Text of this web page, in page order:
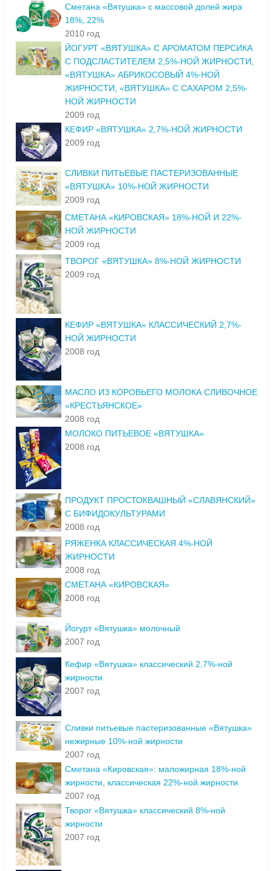
Сметана «Вятушка» с массовой долей жира
18%, 22%
2010 год
ЙОГУРТ «ВЯТУШКА» С АРОМАТОМ ПЕРСИКА
С ПОДСЛАСТИТЕЛЕМ 2,5%-НОЙ ЖИРНОСТИ,
«ВЯТУШКА» АБРИКОСОВЫЙ 4%-НОЙ
ЖИРНОСТИ, «ВЯТУШКА» С САХАРОМ 2,5%-
НОЙ ЖИРНОСТИ
2009 год
КЕФИР «ВЯТУШКА» 2,7%-НОЙ ЖИРНОСТИ
2009 год
СЛИВКИ ПИТЬЕВЫЕ ПАСТЕРИЗОВАННЫЕ
«ВЯТУШКА» 10%-НОЙ ЖИРНОСТИ
2009 год
СМЕТАНА «КИРОВСКАЯ» 18%-НОЙ И 22%-
НОЙ ЖИРНОСТИ
2009 год
ТВОРОГ «ВЯТУШКА» 8%-НОЙ ЖИРНОСТИ
2009 год
КЕФИР «ВЯТУШКА» КЛАССИЧЕСКИЙ 2,7%-
НОЙ ЖИРНОСТИ
2008 год
МАСЛО ИЗ КОРОВЬЕГО МОЛОКА СЛИВОЧНОЕ
«КРЕСТЬЯНСКОЕ»
2008 год
МОЛОКО ПИТЬЕВОЕ «ВЯТУШКА»
2008 год
ПРОДУКТ ПРОСТОКВАШНЫЙ «СЛАВЯНСКИЙ»
С БИФИДОКУЛЬТУРАМИ
2008 год
РЯЖЕНКА КЛАССИЧЕСКАЯ 4%-НОЙ
ЖИРНОСТИ
2008 год
СМЕТАНА «КИРОВСКАЯ»
2008 год
Йогурт «Вятушка» молочный
2007 год
Кефир «Вятушка» классический 2,7%-ной
жирности
2007 год
Сливки питьевые пастеризованные «Вятушка»
нежирные 10%-ной жирности
2007 год
Сметана «Кировская»: маложирная 18%-ной
жирности, классическая 22%-ной жирности
2007 год
Творог «Вятушка» классический 8%-ной
жирности
2007 год